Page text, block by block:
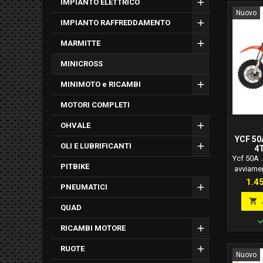
IMPIANTO ELETTRICO
IMPIANTO RAFFREDDAMENTO
MARMITTE
MINICROSS
MINIMOTO e RICAMBI
MOTORI COMPLETI
OHVALE
OLI E LUBRIFICANTI
PITBIKE
PNEUMATICI
QUAD
RICAMBI MOTORE
RUOTE
Nuovo
YCF
Ycf 50A
anni.
e
rotelle

Nuovo